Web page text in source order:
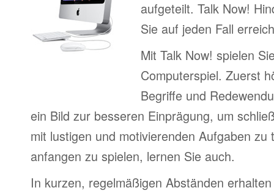
aufgeteilt. Talk Now!
Sie auf jeden Fall
Mit Talk Now! spielen
Computerspiel. Zuerst
Begriffe und
ein Bild zur besseren Einprägung, um
mit lustigen und motivierenden Aufgaben zu
anfangen zu spielen, lernen Sie auch.
In kurzen, regelmäßigen Abständen